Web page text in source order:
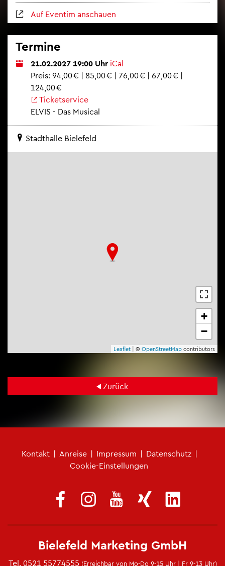
Auf Even­tim an­schau­en
Ter­mi­ne
21.02.2027 19:00 Uhr iCal
Preis: 94,00 € | 85,00 € | 76,00 € | 67,00 € |
124,00 €
Ti­cket­ser­vice
ELVIS - Das Mu­si­cal
Stadt­hal­le Bie­le­feld
+
−
Leaf­let | © Open­Street­Map con­tri­bu­tors
Zu­rück
Kon­takt | An­rei­se | Im­pres­sum | Da­ten­schutz |
Coo­kie-Ein­stel­lun­gen
Bie­le­feld Mar­ke­ting GmbH
Tel. 0521 55774555 (Er­reich­bar von Mo-Do 9-15 Uhr | Fr 9-13 Uhr)